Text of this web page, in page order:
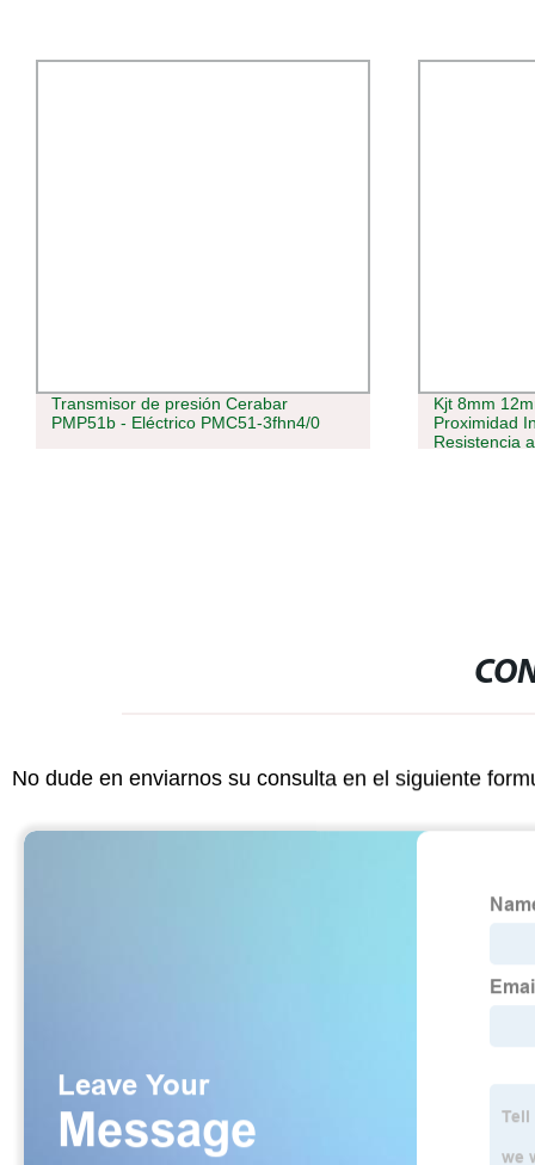
Transmisor de presión Cerabar
PMP51b - Eléctrico PMC51-3fhn4/0
Kjt 8mm
Proximidad
Resistencia
No dude en enviarnos su consulta en el siguiente